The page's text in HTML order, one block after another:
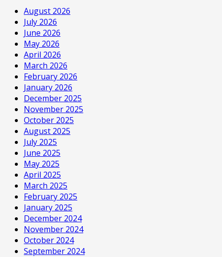
August 2026
July 2026
June 2026
May 2026
April 2026
March 2026
February 2026
January 2026
December 2025
November 2025
October 2025
August 2025
July 2025
June 2025
May 2025
April 2025
March 2025
February 2025
January 2025
December 2024
November 2024
October 2024
September 2024